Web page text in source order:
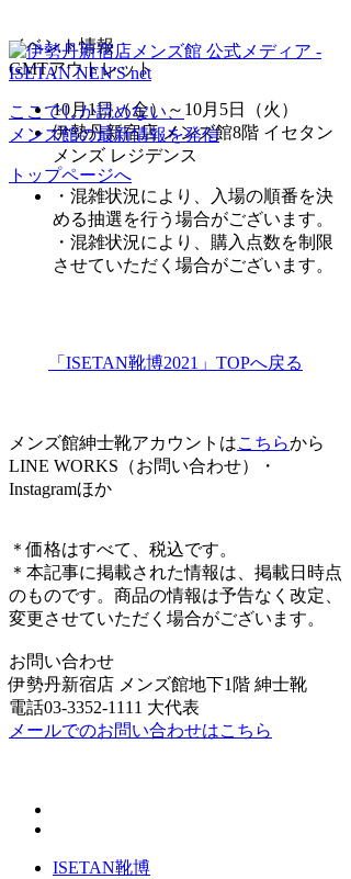
イベント情報
GMTアウトレット
10月1日（金）～10月5日（火）
伊勢丹新宿店 メンズ館8階 イセタン
メンズ レジデンス
・混雑状況により、入場の順番を決
める抽選を行う場合がございます。
・混雑状況により、購入点数を制限
させていただく場合がございます。
「ISETAN靴博2021」TOPへ戻る
メンズ館紳士靴アカウントはこちらから
LINE WORKS（お問い合わせ）・
Instagramほか
＊価格はすべて、税込です。
＊本記事に掲載された情報は、掲載日時点
のものです。商品の情報は予告なく改定、
変更させていただく場合がございます。
お問い合わせ
伊勢丹新宿店 メンズ館地下1階 紳士靴
電話03-3352-1111 大代表
メールでのお問い合わせはこちら
ISETAN靴博
ここでしか読めない、
メンズ館の最新情報を発信
トップページへ